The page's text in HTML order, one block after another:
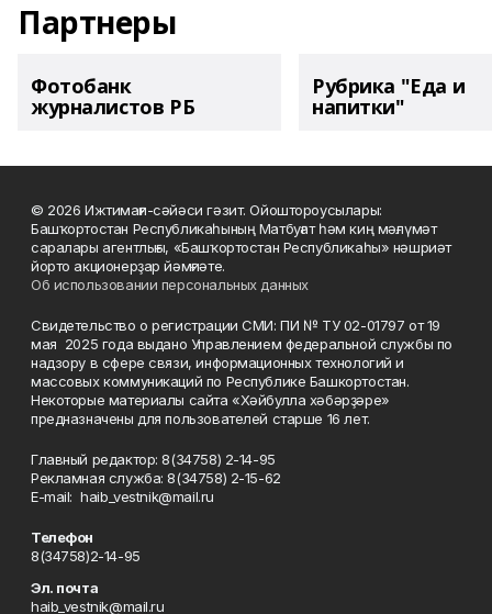
Партнеры
Фотобанк
журналистов РБ
Рубрика "Еда и
напитки"
© 2026 Ижтимағи-сәйәси гәзит. Ойоштороусылары:
Башҡортостан Республикаһының Матбуғат һәм киң мәғлүмәт
саралары агентлығы, «Башҡортостан Республикаһы» нәшриәт
йорто акционерҙар йәмғиәте.
Об использовании персональных данных
Свидетельство о регистрации СМИ: ПИ № ТУ 02-01797 от 19
мая 2025 года выдано Управлением федеральной службы по
надзору в сфере связи, информационных технологий и
массовых коммуникаций по Республике Башкортостан.
Некоторые материалы сайта «Хәйбулла хәбәрҙәре»
предназначены для пользователей старше 16 лет.
Главный редактор: 8(34758) 2-14-95
Рекламная служба: 8(34758) 2-15-62
Е-mаil: haib_vestnik@mail.ru
Телефон
8(34758)2-14-95
Эл. почта
haib_vestnik@mail.ru